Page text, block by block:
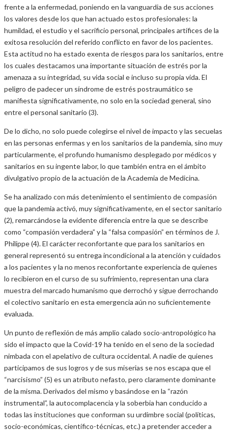
frente a la enfermedad, poniendo en la vanguardia de sus acciones
los valores desde los que han actuado estos profesionales: la
humildad, el estudio y el sacrificio personal, principales artífices de la
exitosa resolución del referido conflicto en favor de los pacientes.
Esta actitud no ha estado exenta de riesgos para los sanitarios, entre
los cuales destacamos una importante situación de estrés por la
amenaza a su integridad, su vida social e incluso su propia vida. El
peligro de padecer un síndrome de estrés postraumático se
manifiesta significativamente, no solo en la sociedad general, sino
entre el personal sanitario (3).
De lo dicho, no solo puede colegirse el nivel de impacto y las secuelas
en las personas enfermas y en los sanitarios de la pandemia, sino muy
particularmente, el profundo humanismo desplegado por médicos y
sanitarios en su ingente labor, lo que también entra en el ámbito
divulgativo propio de la actuación de la Academia de Medicina.
Se ha analizado con más detenimiento el sentimiento de compasión
que la pandemia activó, muy significativamente, en el sector sanitario
(2), remarcándose la evidente diferencia entre la que se describe
como “compasión verdadera” y la “falsa compasión” en términos de J.
Philippe (4). El carácter reconfortante que para los sanitarios en
general representó su entrega incondicional a la atención y cuidados
a los pacientes y la no menos reconfortante experiencia de quienes
lo recibieron en el curso de su sufrimiento, representan una clara
muestra del marcado humanismo que derrochó y sigue derrochando
el colectivo sanitario en esta emergencia aún no suficientemente
evaluada.
Un punto de reflexión de más amplio calado socio-antropológico ha
sido el impacto que la Covid-19 ha tenido en el seno de la sociedad
nimbada con el apelativo de cultura occidental. A nadie de quienes
participamos de sus logros y de sus miserias se nos escapa que el
“narcisismo” (5) es un atributo nefasto, pero claramente dominante
de la misma. Derivados del mismo y basándose en la “razón
instrumental”, la autocomplacencia y la soberbia han conducido a
todas las instituciones que conforman su urdimbre social (políticas,
socio-económicas, científico-técnicas, etc.) a pretender acceder a